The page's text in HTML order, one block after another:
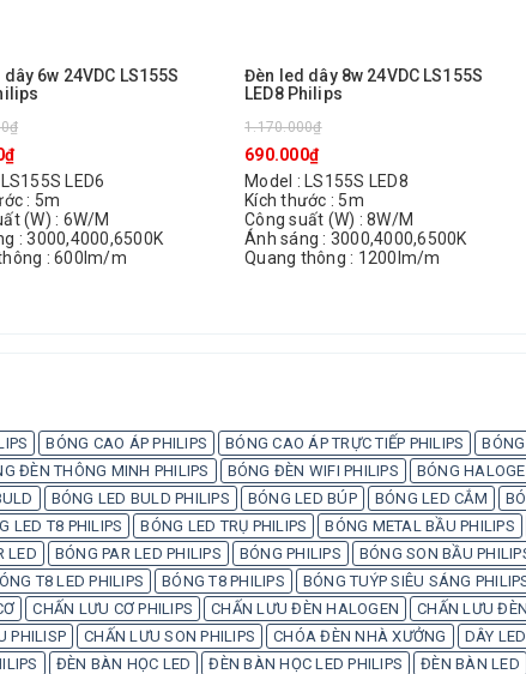
6w 24VDC LS155S
LED6
: 5m
(W) : 6W/M
: 3000,4000,6500K
: 600lm/m
Đèn led dây 8w 24VDC LS155S
LED8 Philips
1.170.000₫
690.000₫
Model : LS155S LED8
Kích thước : 5m
Công suất (W) : 8W/M
Ánh sáng : 3000,4000,6500K
Quang thông : 1200lm/m
BÓNG CAO ÁP PHILIPS BÓNG CAO ÁP TRỰC TIẾP PHILIPS
ĐÈN THÔNG MINH PHILIPS BÓNG ĐÈN WIFI PHILIPS BÓNG
BÓNG LED BULD PHILIPS BÓNG LED BÚP BÓNG LED CẮM
LED T8 PHILIPS BÓNG LED TRỤ PHILIPS BÓNG METAL BẦU PHILIPS
LED BÓNG PAR LED PHILIPS BÓNG PHILIPS BÓNG SON BẦU
T8 LED PHILIPS BÓNG T8 PHILIPS BÓNG TUÝP SIÊU SÁNG
CHẤN LƯU CƠ PHILIPS CHẤN LƯU ĐÈN HALOGEN CHẤN LƯU
PHILISP CHẤN LƯU SON PHILIPS CHÓA ĐÈN NHÀ XƯỞNG DÂY
ĐÈN BÀN HỌC LED ĐÈN BÀN HỌC LED PHILIPS ĐÈN BÀN LED